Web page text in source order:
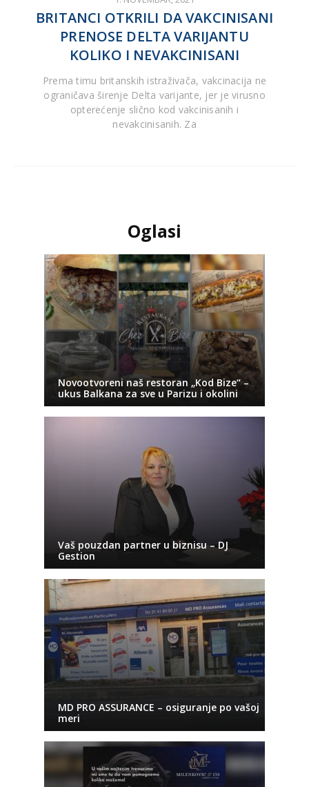
BRITANCI OTKRILI DA VAKCINISANI
PRENOSE DELTA VARIJANTU
KOLIKO I NEVAKCINISANI
Prema timu britanskih istraživača, vakcinacija ne
ograničava širenje Delta varijante, jer je virusno
opterećenje slično kod vakcinisanih i
nevakcinisanih. Za
Oglasi
Novootvoreni naš restoran „Kod Bize“ –
ukus Balkana za sve u Parizu i okolini
Vaš pouzdan partner u biznisu – DJ
Gestion
MD PRO ASSURANCE – osiguranje po vašoj
meri